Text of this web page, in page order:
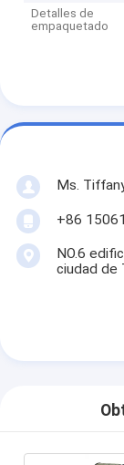
Detalles de
empaquetado
Ms.
+86
NO.6
ciudad de